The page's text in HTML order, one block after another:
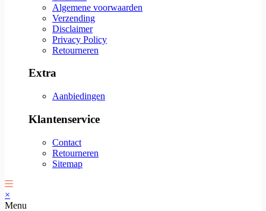
Algemene voorwaarden
Verzending
Disclaimer
Privacy Policy
Retourneren
Extra
Aanbiedingen
Klantenservice
Contact
Retourneren
Sitemap
×
Menu